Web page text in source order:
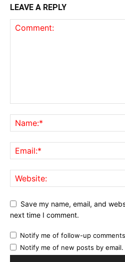
LEAVE A REPLY
Save my name, email, and
next time I comment.
Notify me of follow-up
Notify me of new posts by email.